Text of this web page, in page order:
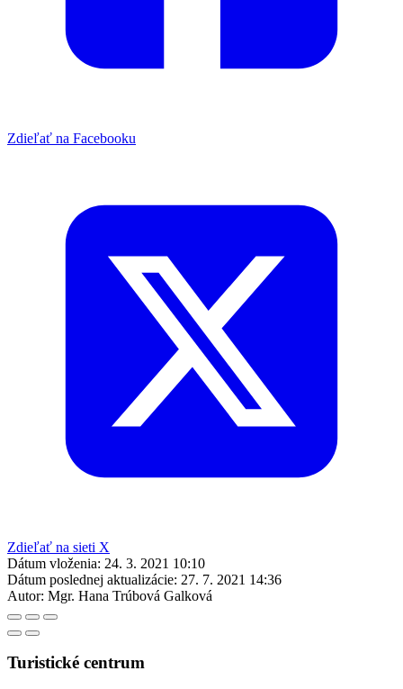
Zdieľať na Facebooku
Zdieľať na sieti X
Dátum vloženia: 24. 3. 2021 10:10
Dátum poslednej aktualizácie: 27. 7. 2021 14:36
Autor: Mgr. Hana Trúbová Galková
Turistické centrum